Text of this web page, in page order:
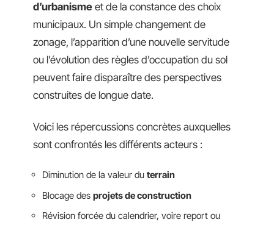
d’urbanisme et de la constance des choix
municipaux. Un simple changement de
zonage, l’apparition d’une nouvelle servitude
ou l’évolution des règles d’occupation du sol
peuvent faire disparaître des perspectives
construites de longue date.
Voici les répercussions concrètes auxquelles
sont confrontés les différents acteurs :
Diminution de la valeur du terrain
Blocage des projets de construction
Révision forcée du calendrier, voire report ou